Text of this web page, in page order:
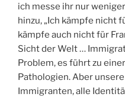
ich messe ihr nur
hinzu, „Ich kämpfe nicht
kämpfe auch nicht für
Sicht der Welt …
Problem, es führt zu
Pathologien. Aber
Immigranten, alle